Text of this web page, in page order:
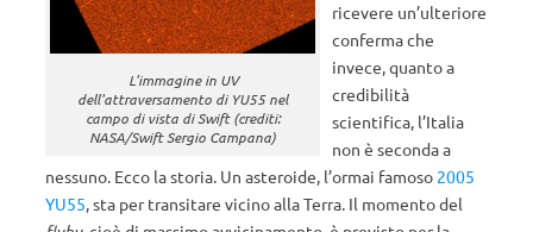
L'immagine in UV
dell'attraversamento di YU55 nel
campo di vista di Swift (crediti:
NASA/Swift Sergio Campana)
ricevere un’ulteriore
conferma che
invece, quanto a
credibilità
scientifica, l’Italia
non è seconda a
nessuno. Ecco la storia. Un asteroide, l’ormai famoso 2005
YU55, sta per transitare vicino alla Terra. Il momento del